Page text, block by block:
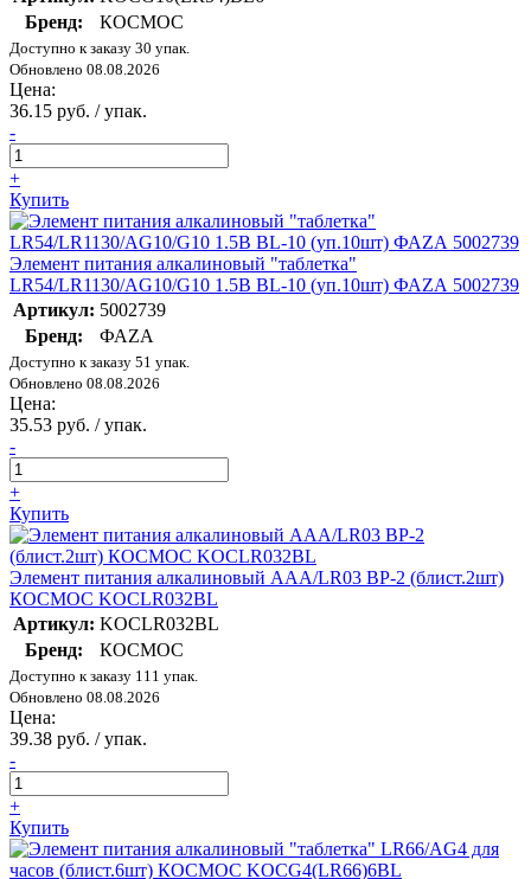
Бренд:
КОСМОС
Доступно к заказу 30 упак.
Обновлено 08.08.2026
Цена:
36.15 руб. / упак.
-
+
Купить
Элемент питания алкалиновый "таблетка"
LR54/LR1130/AG10/G10 1.5В BL-10 (уп.10шт) ФАZА 5002739
Артикул: 5002739
Бренд:
ФАZА
Доступно к заказу 51 упак.
Обновлено 08.08.2026
Цена:
35.53 руб. / упак.
-
+
Купить
Элемент питания алкалиновый AAA/LR03 BP-2 (блист.2шт)
КОСМОС KOCLR032BL
Артикул: KOCLR032BL
Бренд:
КОСМОС
Доступно к заказу 111 упак.
Обновлено 08.08.2026
Цена:
39.38 руб. / упак.
-
+
Купить